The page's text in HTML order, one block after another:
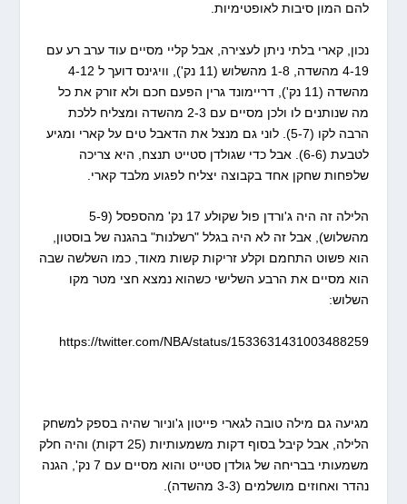
להם המון סיבות לאופטימיות.
נכון, קארי בלתי ניתן לעצירה, אבל קליי מסיים עוד ערב רע עם
4-19 מהשדה, 1-8 מהשלוש (11 נק'), וויגינס דועך ל 4-12
מהשדה (11 נק'), דריימונד גרין הפעם חכם ולא זורק את כל
מה שנותנים לו ולכן מסיים עם 2-3 מהשדה ומצליח ללכת
הרבה לקו (5-7). לוני גם מנצל את הדאבל טים על קארי ומגיע
לטבעת (6-6). אבל כדי שגולדן סטייט תנצח, היא צריכה
שלפחות שחקן אחד בקבוצה יצליח לפגוע מלבד קארי.
הלילה זה היה ג'ורדן פול שקולע 17 נק' מהספסל (5-9
מהשלוש), אבל זה לא היה בגלל "רשלנות" בהגנה של בוסטון,
הוא פשוט התחמם וקלע זריקות קשות מאוד, כמו השלשה שבה
הוא מסיים את הרבע השלישי כשהוא נמצא חצי מטר מקו
השלוש:
https://twitter.com/NBA/status/1533631431003488259
מגיעה גם מילה טובה לגארי פייטון ג'וניור שהיה בספק למשחק
הלילה, אבל קיבל בסוף דקות משמעותיות (25 דקות) והיה חלק
משמעותי בבריחה של גולדן סטייט והוא מסיים עם 7 נק', הגנה
נהדר ואחוזים מושלמים (3-3 מהשדה).